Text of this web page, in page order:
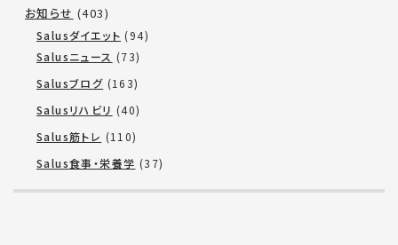
お知らせ (403)
Salusダイエット (94)
Salusニュース (73)
Salusブログ (163)
Salusリハビリ (40)
Salus筋トレ (110)
Salus食事・栄養学 (37)